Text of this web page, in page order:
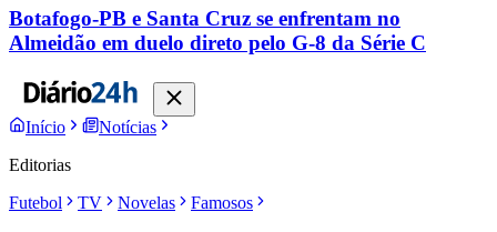
Botafogo-PB e Santa Cruz se enfrentam no
Almeidão em duelo direto pelo G-8 da Série C
Início
Notícias
Editorias
Futebol
TV Novelas Famosos